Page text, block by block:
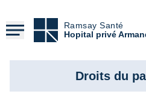
contenu
principal
Ramsay Santé
Hopital privé
Droits du